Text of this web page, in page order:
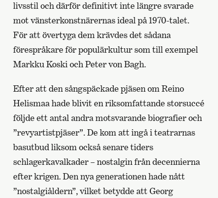
livsstil och därför definitivt inte längre svarade
mot vänsterkonstnärernas ideal på 1970-talet.
För att övertyga dem krävdes det sådana
förespråkare för populärkultur som till exempel
Markku Koski och Peter von Bagh.
Efter att den sångspäckade pjäsen om Reino
Helismaa hade blivit en riksomfattande storsuccé
följde ett antal andra motsvarande biografier och
”revyartistpjäser”. De kom att ingå i teatrarnas
basutbud liksom också senare tiders
schlagerkavalkader – nostalgin från decennierna
efter krigen. Den nya generationen hade nått
”nostalgiåldern”, vilket betydde att Georg